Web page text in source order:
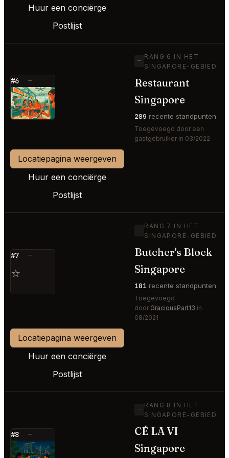
Huur een conciërge
Postlijst
#6 —
⭐
—
RANG 6 IN HET
SINGAPORE-GEBIED
Restaurant
Singapore
289 recente standpunten
Toegevoegd door een
gastgebruiker in 03/2022
Locatiepagina weergeven
Huur een conciërge
Postlijst
#7 —
⭐
—
RANG 7 IN HET
SINGAPORE-GEBIED
Butcher's Block
Singapore
181 recente standpunten
Toegevoegd
door GraciousPart13 in
08/2021
Locatiepagina weergeven
Huur een conciërge
Postlijst
#8 —
⭐
—
RANG 8 IN HET
SINGAPORE-GEBIED
CÉ LA VI
Singapore